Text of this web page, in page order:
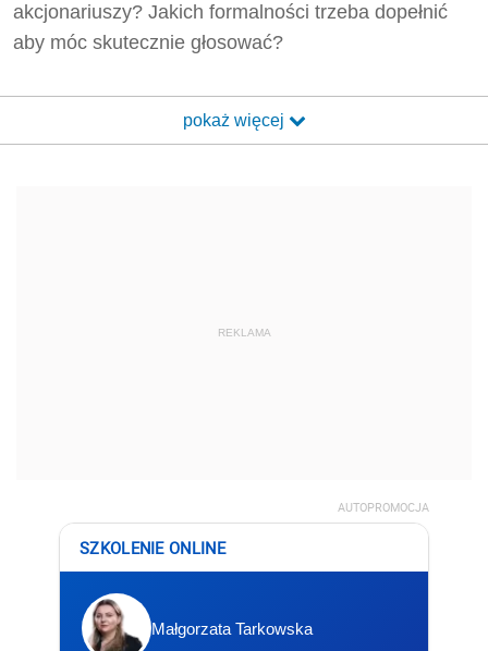
akcjonariuszy? Jakich formalności trzeba dopełnić
aby móc skutecznie głosować?
pokaż więcej
REKLAMA
AUTOPROMOCJA
SZKOLENIE ONLINE
Małgorzata Tarkowska